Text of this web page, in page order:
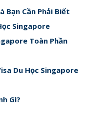
Bạn Cần Phải Biết
Singapore
Toàn Phần
Du Học Singapore
Gì?